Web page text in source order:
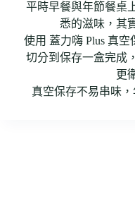
平時早餐與年節餐桌
悉的滋味，其
使用 蓋力嗨 Plus 真空
切分到保存一盒完成
更
真空保存不易串味